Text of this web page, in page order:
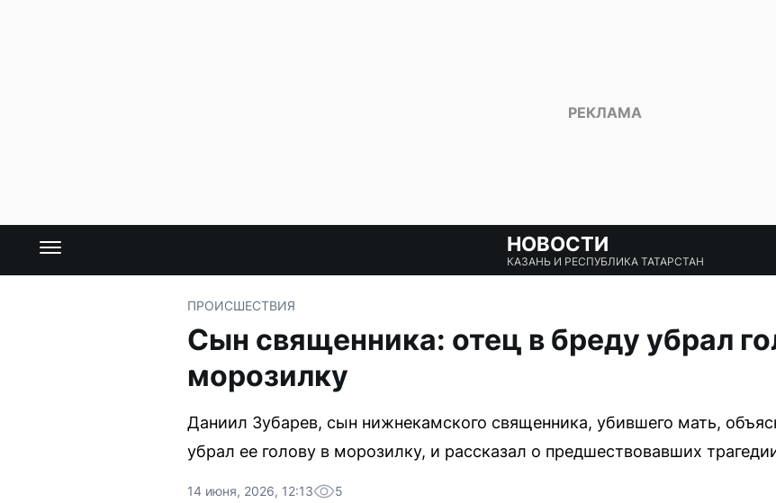
НОВОСТИ
КАЗАНЬ И РЕСПУБЛИКА ТАТАРСТАН
ПРОИСШЕСТВИЯ
Сын священника: отец в бреду убрал
морозилку
Даниил Зубарев, сын нижнекамского священника, убившего мать,
убрал ее голову в морозилку, и рассказал о предшествовавших
14 июня, 2026, 12:13 5